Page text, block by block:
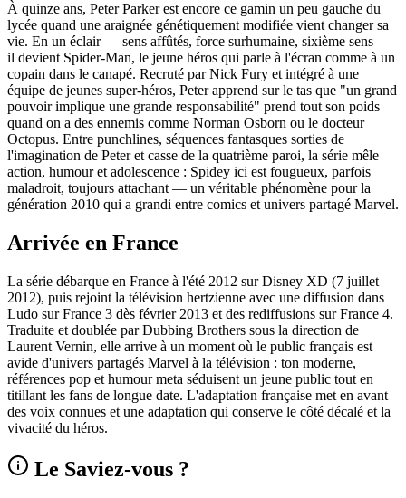
À quinze ans, Peter Parker est encore ce gamin un peu gauche du
lycée quand une araignée génétiquement modifiée vient changer sa
vie. En un éclair — sens affûtés, force surhumaine, sixième sens —
il devient Spider-Man, le jeune héros qui parle à l'écran comme à un
copain dans le canapé. Recruté par Nick Fury et intégré à une
équipe de jeunes super-héros, Peter apprend sur le tas que "un grand
pouvoir implique une grande responsabilité" prend tout son poids
quand on a des ennemis comme Norman Osborn ou le docteur
Octopus. Entre punchlines, séquences fantasques sorties de
l'imagination de Peter et casse de la quatrième paroi, la série mêle
action, humour et adolescence : Spidey ici est fougueux, parfois
maladroit, toujours attachant — un véritable phénomène pour la
génération 2010 qui a grandi entre comics et univers partagé Marvel.
Arrivée en France
La série débarque en France à l'été 2012 sur Disney XD (7 juillet
2012), puis rejoint la télévision hertzienne avec une diffusion dans
Ludo sur France 3 dès février 2013 et des rediffusions sur France 4.
Traduite et doublée par Dubbing Brothers sous la direction de
Laurent Vernin, elle arrive à un moment où le public français est
avide d'univers partagés Marvel à la télévision : ton moderne,
références pop et humour meta séduisent un jeune public tout en
titillant les fans de longue date. L'adaptation française met en avant
des voix connues et une adaptation qui conserve le côté décalé et la
vivacité du héros.
Le Saviez-vous ?